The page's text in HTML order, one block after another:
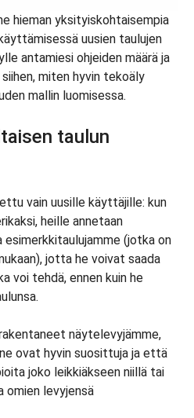
hieman yksityiskohtaisempia
uusien taulujen
antamiesi ohjeiden määrä ja
miten hyvin tekoäly
mallin luomisessa.
taulun
vain uusille käyttäjille: kun
heille annetaan
esimerkkitaulujamme (jotka on
jotta he voivat saada
voi tehdä, ennen kuin he
näytelevyjämme,
ovat hyvin suosittuja ja että
joko leikkiäkseen niillä tai
omien levyjensä